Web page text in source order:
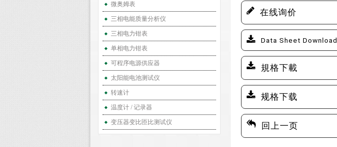
微奥姆表
三相电能质量分析仪
三相电力钳表
单相电力钳表
可程序电源供应器
太阳能电池测试仪
转速计
温度计 / 记录器
变压器变比匝比测试仪
在线询价
Data Sheet Download
規格下載
规格下载
回上一页